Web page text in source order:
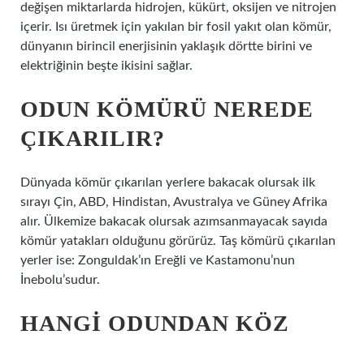
değişen miktarlarda hidrojen, kükürt, oksijen ve nitrojen
içerir. Isı üretmek için yakılan bir fosil yakıt olan kömür,
dünyanın birincil enerjisinin yaklaşık dörtte birini ve
elektriğinin beşte ikisini sağlar.
ODUN KÖMÜRÜ NEREDE
ÇIKARILIR?
Dünyada kömür çıkarılan yerlere bakacak olursak ilk
sırayı Çin, ABD, Hindistan, Avustralya ve Güney Afrika
alır. Ülkemize bakacak olursak azımsanmayacak sayıda
kömür yatakları olduğunu görürüz. Taş kömürü çıkarılan
yerler ise: Zonguldak’ın Ereğli ve Kastamonu’nun
İnebolu’sudur.
HANGI ODUNDAN KÖZ